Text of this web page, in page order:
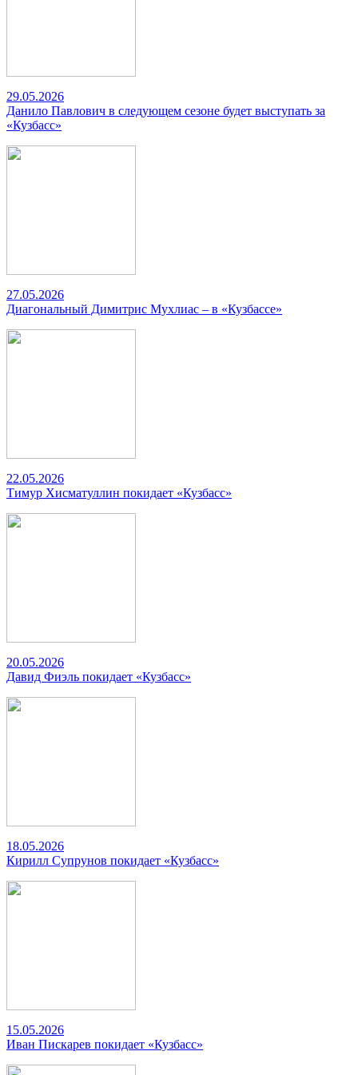
29.05.2026
Данило Павлович в следующем сезоне будет выступать за
«Кузбасс»
27.05.2026
Диагональный Димитрис Мухлиас – в «Кузбассе»
22.05.2026
Тимур Хисматуллин покидает «Кузбасс»
20.05.2026
Давид Фиэль покидает «Кузбасс»
18.05.2026
Кирилл Супрунов покидает «Кузбасс»
15.05.2026
Иван Пискарев покидает «Кузбасс»